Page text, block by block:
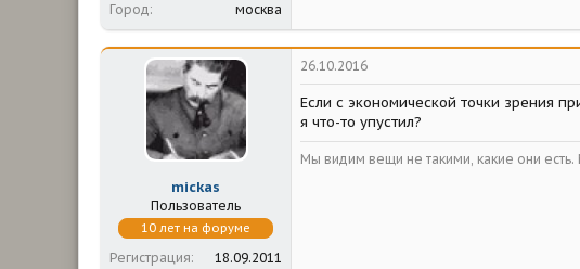
Город
москва
mickas
Пользователь
10 лет на форуме
Регистрация
18.09.2011
26.10.2016
Если с экономической точки зрения
я что-то упустил?
Мы видим вещи не такими, какие они